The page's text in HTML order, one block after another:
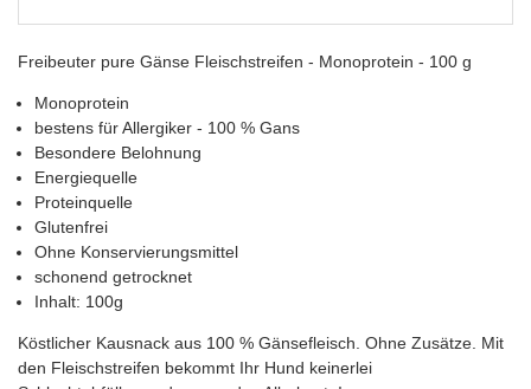
Freibeuter pure Gänse Fleischstreifen - Monoprotein - 100 g
Monoprotein
bestens für Allergiker - 100 % Gans
Besondere Belohnung
Energiequelle
Proteinquelle
Glutenfrei
Ohne Konservierungsmittel
schonend getrocknet
Inhalt: 100g
Köstlicher Kausnack aus 100 % Gänsefleisch. Ohne Zusätze. Mit
den Fleischstreifen bekommt Ihr Hund keinerlei